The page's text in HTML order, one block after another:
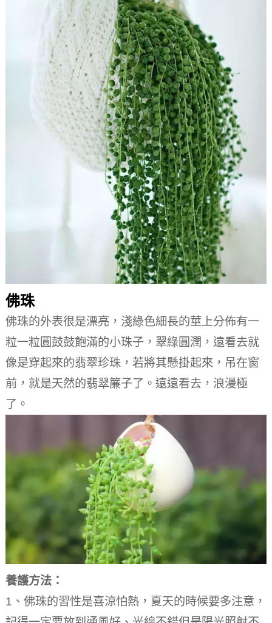
佛珠
佛珠的外表很是漂亮，淺綠色細長的莖上分佈有一
粒一粒圓鼓鼓飽滿的小珠子，翠綠圓潤，遠看去就
像是穿起來的翡翠珍珠，若將其懸掛起來，吊在窗
前，就是天然的翡翠簾子了。 遠遠看去，浪漫極
了。
養護方法：
1、佛珠的習性是喜涼怕熱，夏天的時候要多注意，